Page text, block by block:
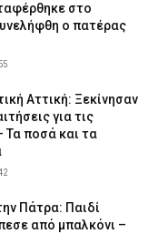
που κερδίζουν πάνω από
στο Μουζάκι
στο
ο πατέρας
Αττική: Ξεκίνησαν
για τις
Τα ποσά και τα
Πάτρα: Παιδί
από μπαλκόνι –